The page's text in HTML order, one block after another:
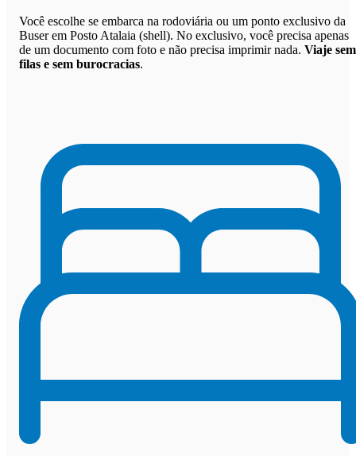
Você escolhe se embarca na rodoviária ou um ponto exclusivo da
Buser em Posto Atalaia (shell). No exclusivo, você precisa apenas
de um documento com foto e não precisa imprimir nada. Viaje sem
filas e sem burocracias.